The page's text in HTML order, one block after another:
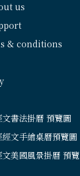
us
& conditions
書法掛曆 預覽圖
文手繪桌曆預覽圖
美國風景掛曆 預覽